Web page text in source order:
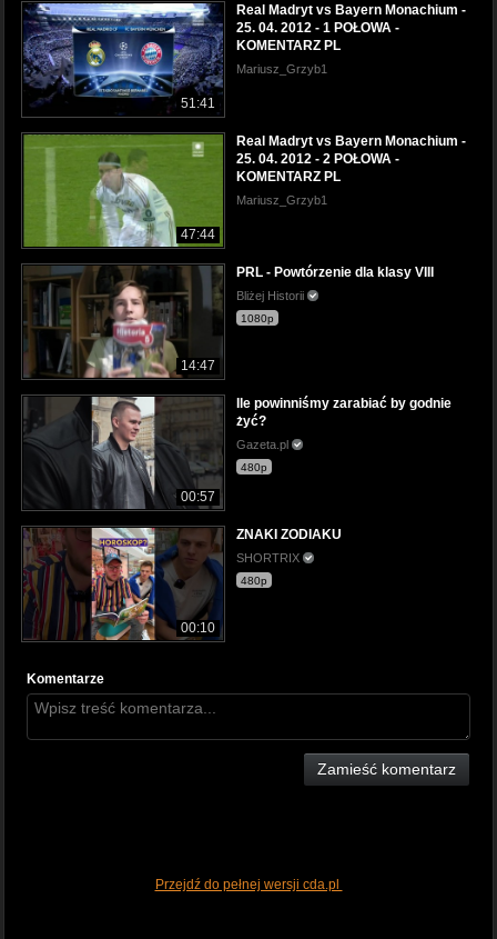
51:41
Real Madryt vs Bayern Monachium -
25. 04. 2012 - 1 POŁOWA -
KOMENTARZ PL
Mariusz_Grzyb1
47:44
Real Madryt vs Bayern Monachium -
25. 04. 2012 - 2 POŁOWA -
KOMENTARZ PL
Mariusz_Grzyb1
14:47
PRL - Powtórzenie dla klasy VIII
Bliżej Historii
1080p
00:57
Ile powinniśmy zarabiać by godnie
żyć?
Gazeta.pl
480p
00:10
ZNAKI ZODIAKU
SHORTRIX
480p
Komentarze
Zamieść komentarz
Przejdź do pełnej wersji cda.pl